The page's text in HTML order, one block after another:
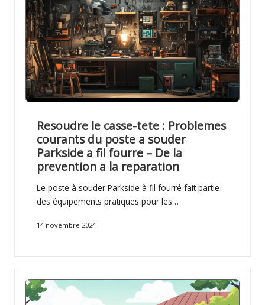
Resoudre le casse-tete : Problemes
courants du poste a souder
Parkside a fil fourre – De la
prevention a la reparation
Le poste à souder Parkside à fil fourré fait partie
des équipements pratiques pour les…
14 novembre 2024